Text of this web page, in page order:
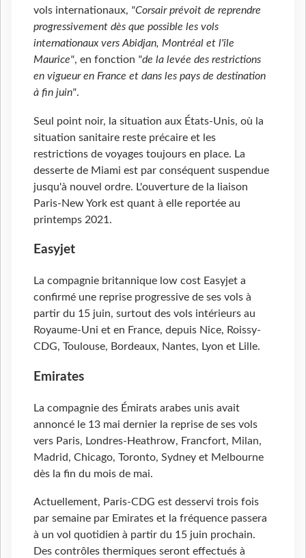
vols internationaux, "Corsair prévoit de reprendre
progressivement dès que possible les vols
internationaux vers Abidjan, Montréal et l'île
Maurice", en fonction "de la levée des restrictions
en vigueur en France et dans les pays de destination
à fin juin".
Seul point noir, la situation aux États-Unis, où la
situation sanitaire reste précaire et les
restrictions de voyages toujours en place. La
desserte de Miami est par conséquent suspendue
jusqu'à nouvel ordre. L'ouverture de la liaison
Paris-New York est quant à elle reportée au
printemps 2021.
Easyjet
La compagnie britannique low cost Easyjet a
confirmé une reprise progressive de ses vols à
partir du 15 juin, surtout des vols intérieurs au
Royaume-Uni et en France, depuis Nice, Roissy-
CDG, Toulouse, Bordeaux, Nantes, Lyon et Lille.
Emirates
La compagnie des Émirats arabes unis avait
annoncé le 13 mai dernier la reprise de ses vols
vers Paris, Londres-Heathrow, Francfort, Milan,
Madrid, Chicago, Toronto, Sydney et Melbourne
dès la fin du mois de mai.
Actuellement, Paris-CDG est desservi trois fois
par semaine par Emirates et la fréquence passera
à un vol quotidien à partir du 15 juin prochain.
Des contrôles thermiques seront effectués à